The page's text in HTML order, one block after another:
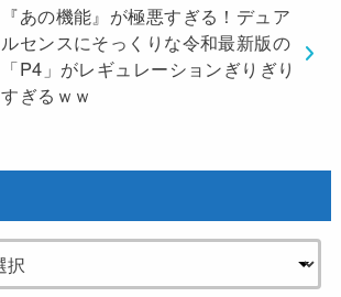
『あの機能』が極悪すぎる！デュア
ルセンスにそっくりな令和最新版の
「P4」がレギュレーションぎりぎり
すぎるｗｗ